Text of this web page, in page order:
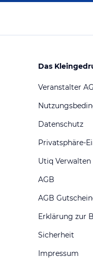
Das
Veranstalter
Datenschutz
Privatsphäre-
Utiq Verwalten
AGB
AGB
Erklärung zur
Sicherheit
Impressum